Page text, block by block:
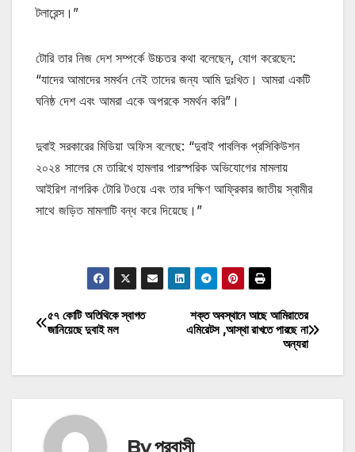
টলারেন্স।”
টোরি তার নিজ দেশ সম্পর্কে উচ্চতর কথা বলেছেন, যোগ করেছেন:
“যাদের আমাদের সমর্থন নেই তাদের জন্য আমি দুঃখিত। আমরা একটি
ঘনিষ্ঠ দেশ এবং আমরা একে অপরকে সমর্থন করি”।
দুবাই সরকারের মিডিয়া অফিস বলেছে: “দুবাই পাবলিক প্রসিকিউশন
২০২৪ সালের মে তারিখে হামলার পারস্পরিক অভিযোগের মামলায়
আইরিশ নাগরিক টোরি টওয়ে এবং তার দক্ষিণ আফ্রিকার জাতীয় স্বামীর
সাথে জড়িত মামলাটি বন্ধ করে দিয়েছে।”
Post
শক্ত অবস্থানে আছে আমিরাতের
এমিরেটস ,আস্থা রাখতে পারছে না
অন্যরা
৫৭ কোটি অতিথিকে স্বাগত
জানিয়েছে দুবাই মল
Byপ্রবাসী